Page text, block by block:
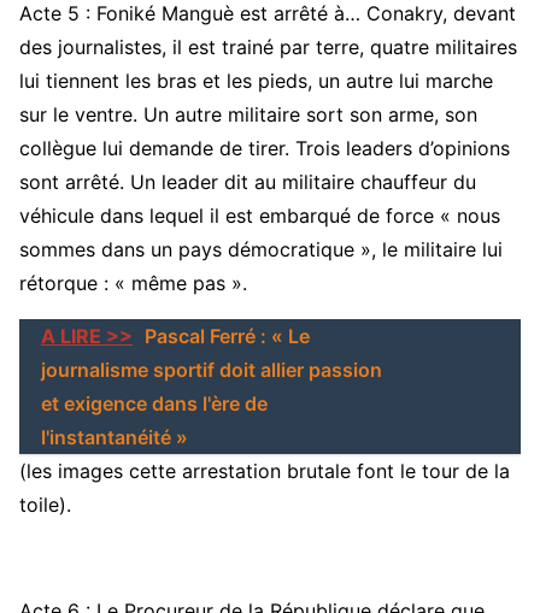
Acte 5 : Foniké Manguè est arrêté à… Conakry, devant
des journalistes, il est trainé par terre, quatre militaires
lui tiennent les bras et les pieds, un autre lui marche
sur le ventre. Un autre militaire sort son arme, son
collègue lui demande de tirer. Trois leaders d’opinions
sont arrêté. Un leader dit au militaire chauffeur du
véhicule dans lequel il est embarqué de force « nous
sommes dans un pays démocratique », le militaire lui
rétorque : « même pas ».
A LIRE >> Pascal Ferré : « Le
journalisme sportif doit allier passion
et exigence dans l'ère de
l'instantanéité »
(les images cette arrestation brutale font le tour de la
toile).